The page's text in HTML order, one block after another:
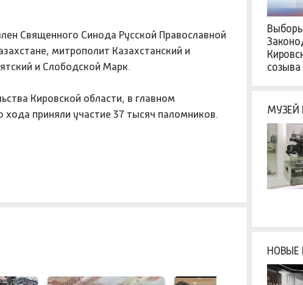
Священного Синода Русской Православной
митрополит Казахстанский и
и Слободской Марк.
Кировской области, в главном
хода приняли участие 37 тысяч паломников.
созыва
МУЗЕЙ
НОВЫЕ